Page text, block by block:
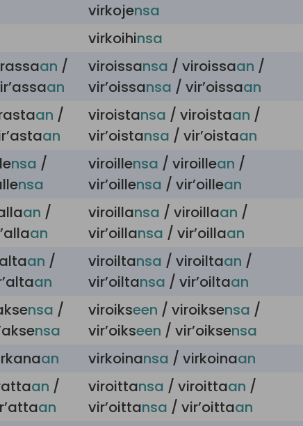
virkojensa
virkoihinsa
an /
an
viroissansa / viroissaan /
vir’oissansa / vir’oissaan
an /
an
viroistansa / viroistaan /
vir’oistansa / vir’oistaan
nsa /
nsa
viroillensa / viroillean /
vir’oillensa / vir’oillean
an /
an
viroillansa / viroillaan /
vir’oillansa / vir’oillaan
an /
an
viroiltansa / viroiltaan /
vir’oiltansa / vir’oiltaan
nsa /
nsa
viroikseen / viroiksensa /
vir’oikseen / vir’oiksensa
an virkoinansa / virkoinaan
an /
an
viroittansa / viroittaan /
vir’oittansa / vir’oittaan